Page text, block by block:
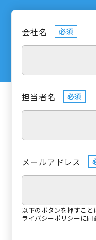
会社名 必須
担当者名 必須
メールアドレス
以下のボタンを押すこ
ライバシーポリシーに同